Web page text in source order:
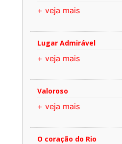
+ veja mais
Lugar Admirável
+ veja mais
Valoroso
+ veja mais
O coração do Rio